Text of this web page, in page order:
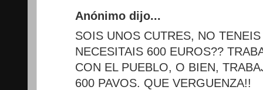
Anónimo dijo...
SOIS UNOS CUTRES, NO
NECESITAIS 600 EUROS??
CON EL PUEBLO, O BIEN,
600 PAVOS. QUE VERGUENZA!!